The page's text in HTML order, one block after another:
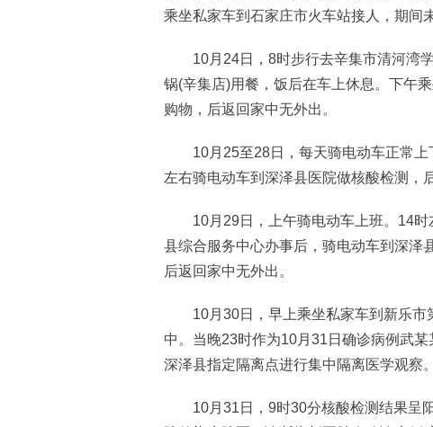
乘坐私家车到石家庄市火车站接人，期间
10月24日，8时步行去辛集市清河湾学
锅(辛集店)用餐，饭后在车上休息。下午
购物，后返回家中无外出。
10月25至28日，每天骑电动车正常上
左右骑电动车到深泽县医院做核酸检测，
10月29日，上午骑电动车上班。14时
县综合服务中心办事后，骑电动车到深泽
后返回家中无外出。
10月30日，早上乘坐私家车到新乐市
中。当晚23时作为10月31日确诊病例武
深泽县指定隔离点进行集中隔离医学观察。
10月31日，9时30分核酸检测结果呈